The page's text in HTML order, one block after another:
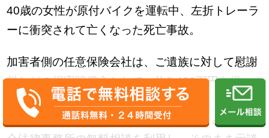
40歳の女性が原付バイクを運転中、左折トレーラ
ーに衝突されて亡くなった死亡事故。
加害者側の任意保険会社は、ご遺族に対して慰謝
料などの損害賠償金として、約3,422万円を提
示。
ご遺族が金額の妥当性を確認するため、みらい総